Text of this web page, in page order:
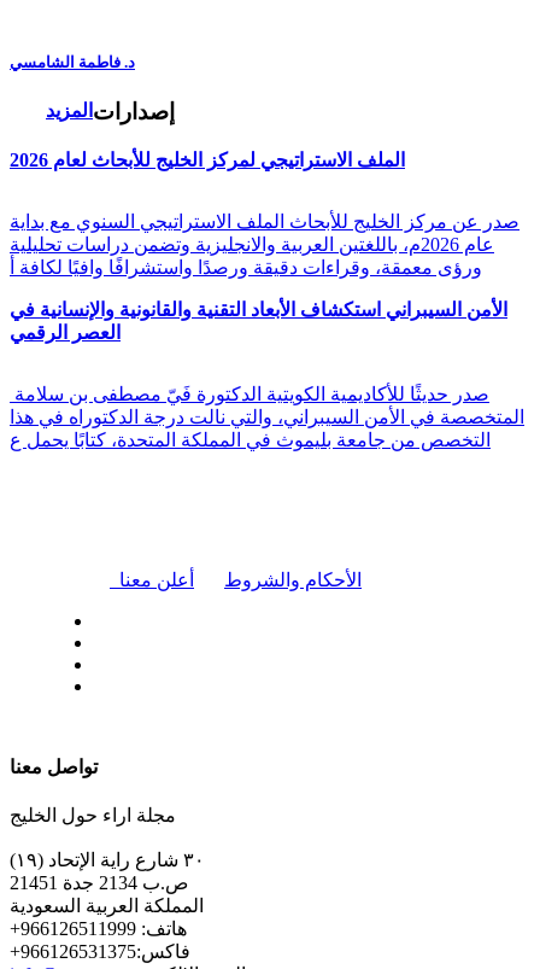
د. فاطمة الشامسي
المزيد إصدارات
الملف الاستراتيجي لمركز الخليج للأبحاث لعام 2026
صدر عن مركز الخليج للأبحاث الملف الاستراتيجي السنوي مع بداية
عام 2026م، باللغتين العربية والانجليزية وتضمن دراسات تحليلية
ورؤى معمقة، وقراءات دقيقة ورصدًا واستشرافًا وافيًا لكافة أ
الأمن السيبراني استكشاف الأبعاد التقنية والقانونية والإنسانية في
العصر الرقمي
المتخصصة في الأمن السيبراني، والتي نالت درجة الدكتوراه في هذا
التخصص من جامعة بليموث في المملكة المتحدة، كتابًا يحمل ع
أعلن معنا الأحكام والشروط
تواصل معنا
مجلة اراء حول الخليج
٣٠ شارع راية الإتحاد (١٩)
ص.ب 2134 جدة 21451
المملكة العربية السعودية
+هاتف: 966126511999
+فاكس:966126531375